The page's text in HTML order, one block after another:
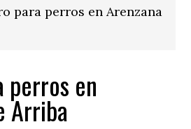
para perros en Arenzana
perros en
Arriba